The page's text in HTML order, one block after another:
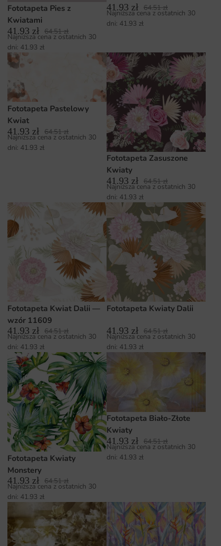
Fototapeta Pies z
Kwiatami
41.93 zł 64.51zł
Najniższa cena z ostatnich 30
dni: 41.93 zł
41.93 zł 64.51zł
Najniższa cena z ostatnich 30
dni: 41.93 zł
Fototapeta Pastelowy
Kwiat
41.93 zł 64.51zł
Najniższa cena z ostatnich 30
dni: 41.93 zł
Fototapeta Zasuszone
Kwiaty
41.93 zł 64.51zł
Najniższa cena z ostatnich 30
dni: 41.93 zł
Fototapeta Kwiat Dalii —
wzór 11609
41.93 zł 64.51zł
Najniższa cena z ostatnich 30
dni: 41.93 zł
Fototapeta Kwiaty Dalii
41.93 zł 64.51zł
Najniższa cena z ostatnich 30
dni: 41.93 zł
Fototapeta Kwiaty
Monstery
41.93 zł 64.51zł
Najniższa cena z ostatnich 30
dni: 41.93 zł
Fototapeta Biało-Złote
Kwiaty
41.93 zł 64.51zł
Najniższa cena z ostatnich 30
dni: 41.93 zł